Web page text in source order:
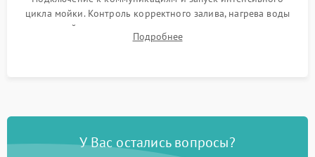
цикла мойки. Контроль корректного залива, нагрева воды
до нужной температуры, отсутствия посторонних шумов,
штатного слива и абсолютной сухости в поддоне.
Подробнее
У Вас остались вопросы?